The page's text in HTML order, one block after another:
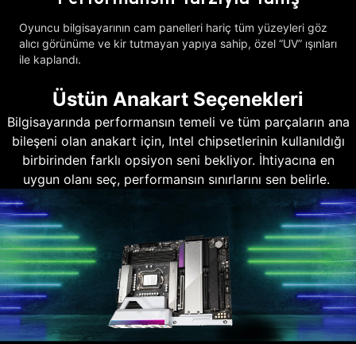
Oyuncu bilgisayarının cam panelleri hariç tüm yüzeyleri göz
alıcı görünüme ve kir tutmayan yapıya sahip, özel “UV” ışınları
ile kaplandı.
Üstün Anakart Seçenekleri
Bilgisayarında performansın temeli ve tüm parçaların ana
bileşeni olan anakart için, Intel chipsetlerinin kullanıldığı
birbirinden farklı opsiyon seni bekliyor. İhtiyacına en
uygun olanı seç, performansın sınırlarını sen belirle.